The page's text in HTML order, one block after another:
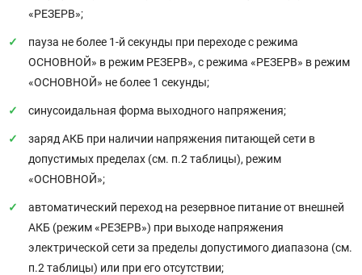
«РЕЗЕРВ»;
пауза не более 1-й секунды при переходе с режима
ОСНОВНОЙ» в режим РЕЗЕРВ», с режима «РЕЗЕРВ» в режим
«ОСНОВНОЙ» не более 1 секунды;
синусоидальная форма выходного напряжения;
заряд АКБ при наличии напряжения питающей сети в
допустимых пределах (см. п.2 таблицы), режим
«ОСНОВНОЙ»;
автоматический переход на резервное питание от внешней
АКБ (режим «РЕЗЕРВ») при выходе напряжения
электрической сети за пределы допустимого диапазона (см.
п.2 таблицы) или при его отсутствии;